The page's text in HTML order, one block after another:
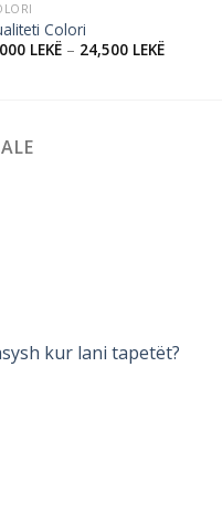
Colori
LEKË– 24,500 LEKË
kur lani tapetët?